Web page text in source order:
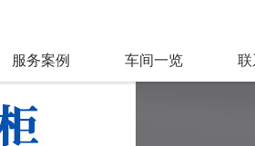
服务案例 车间一览 联